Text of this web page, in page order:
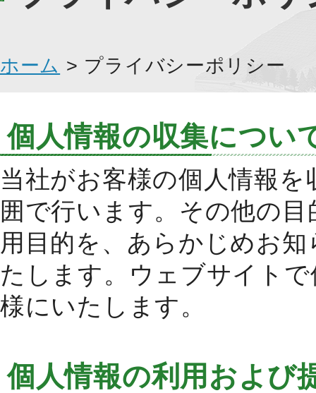
ホーム > プライバシーポリシー
個人情報の収集につい
当社がお客様の個人情報
囲で行います。その他の
用目的を、あらかじめお
たします。ウェブサイト
様にいたします。
個人情報の利用および